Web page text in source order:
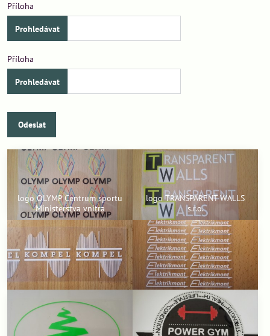
Příloha
Příloha
Odeslat
logo OLYMP Centrum sportu
Ministerstva vnitra
logo TRANSPARENT WALLS
s.r.o.